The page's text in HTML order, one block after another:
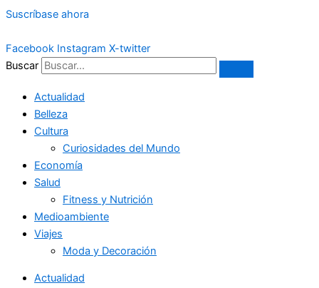
Ir
contenido
Suscríbase ahora
Facebook Instagram X-twitter
Buscar
Actualidad
Belleza
Cultura
Curiosidades del Mundo
Economía
Salud
Fitness y Nutrición
Medioambiente
Viajes
Moda y Decoración
Actualidad